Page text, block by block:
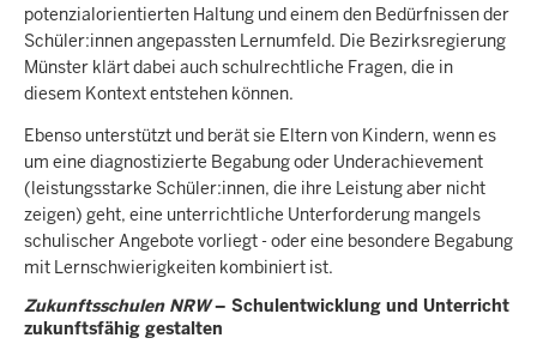
potenzialorientierten Haltung und einem den Bedürfnissen der
Schüler:innen angepassten Lernumfeld. Die Bezirksregierung
Münster klärt dabei auch schulrechtliche Fragen, die in
diesem Kontext entstehen können.
Ebenso unterstützt und berät sie Eltern von Kindern, wenn es
um eine diagnostizierte Begabung oder Underachievement
(leistungsstarke Schüler:innen, die ihre Leistung aber nicht
zeigen) geht, eine unterrichtliche Unterforderung mangels
schulischer Angebote vorliegt - oder eine besondere Begabung
mit Lernschwierigkeiten kombiniert ist.
Zukunftsschulen NRW– Schulentwicklung und Unterricht
zukunftsfähig gestalten